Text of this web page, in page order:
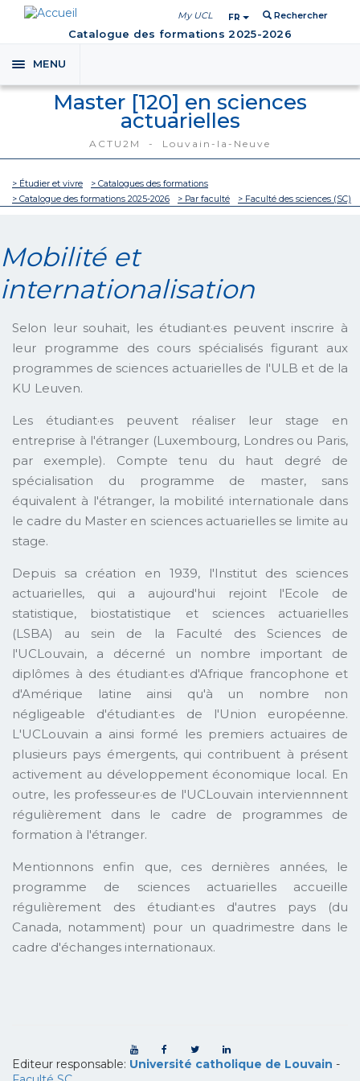
My UCL FR Rechercher
Catalogue des formations 2025-2026
Toggle
navigation
MENU
Master [120] en sciences
actuarielles
ACTU2M - Louvain-la-Neuve
> Étudier et vivre
> Catalogues des formations
> Catalogue des formations 2025-2026
> Par faculté > Faculté des sciences (SC)
Mobilité et
internationalisation
Selon leur souhait, les étudiant·es peuvent inscrire à
leur programme des cours spécialisés figurant aux
programmes de sciences actuarielles de l'ULB et de la
KU Leuven.
Les étudiant·es peuvent réaliser leur stage en
entreprise à l'étranger (Luxembourg, Londres ou Paris,
par exemple). Compte tenu du haut degré de
spécialisation du programme de master, sans
équivalent à l'étranger, la mobilité internationale dans
le cadre du Master en sciences actuarielles se limite au
stage.
Depuis sa création en 1939, l'Institut des sciences
actuarielles, qui a aujourd'hui rejoint l'Ecole de
statistique, biostatistique et sciences actuarielles
(LSBA) au sein de la Faculté des Sciences de
l'UCLouvain, a décerné un nombre important de
diplômes à des étudiant·es d'Afrique francophone et
d'Amérique latine ainsi qu'à un nombre non
négligeable d'étudiant·es de l'Union européenne.
L'UCLouvain a ainsi formé les premiers actuaires de
plusieurs pays émergents, qui contribuent à présent
activement au développement économique local. En
outre, les professeur·es de l'UCLouvain interviennnent
régulièrement dans le cadre de programmes de
formation à l'étranger.
Mentionnons enfin que, ces dernières années, le
programme de sciences actuarielles accueille
régulièrement des étudiant·es d'autres pays (du
Canada, notamment) pour un quadrimestre dans le
cadre d'échanges internationaux.
Editeur responsable: Université catholique de Louvain -